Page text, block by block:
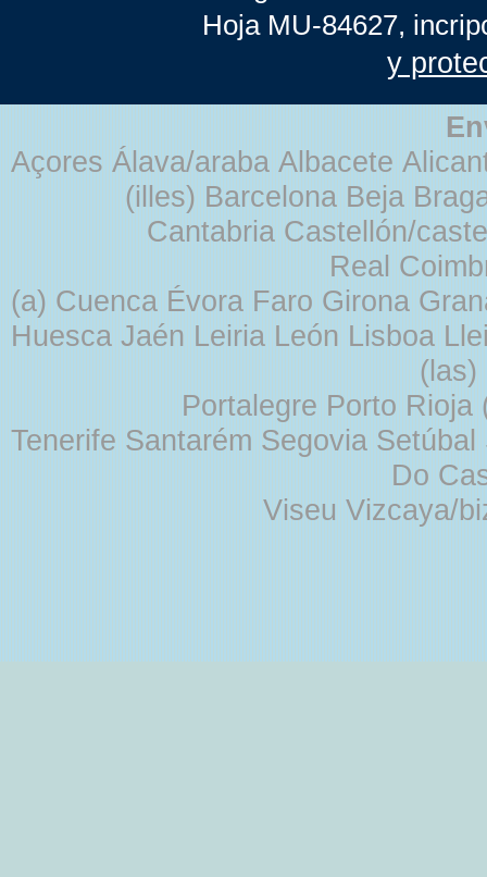
Hoja MU-84627,
y
Açores Álava/araba Albacete
(illes) Barcelona Beja
Cantabria Castellón/
Real
(a) Cuenca Évora Faro Girona
Huesca Jaén Leiria León Lisboa
Portalegre Porto
Tenerife Santarém Segovia
Do
Viseu Vizcaya/